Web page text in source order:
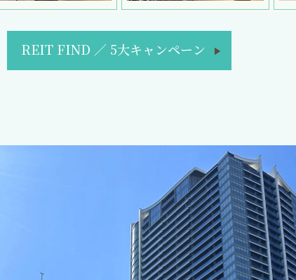
REIT FIND ／ 5大キャンペーン